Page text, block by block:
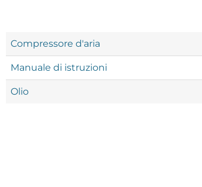
Compressore d'aria
Manuale di istruzioni
Olio